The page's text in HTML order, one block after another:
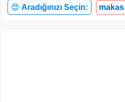
😍 Aradığınızı Seçin: makas